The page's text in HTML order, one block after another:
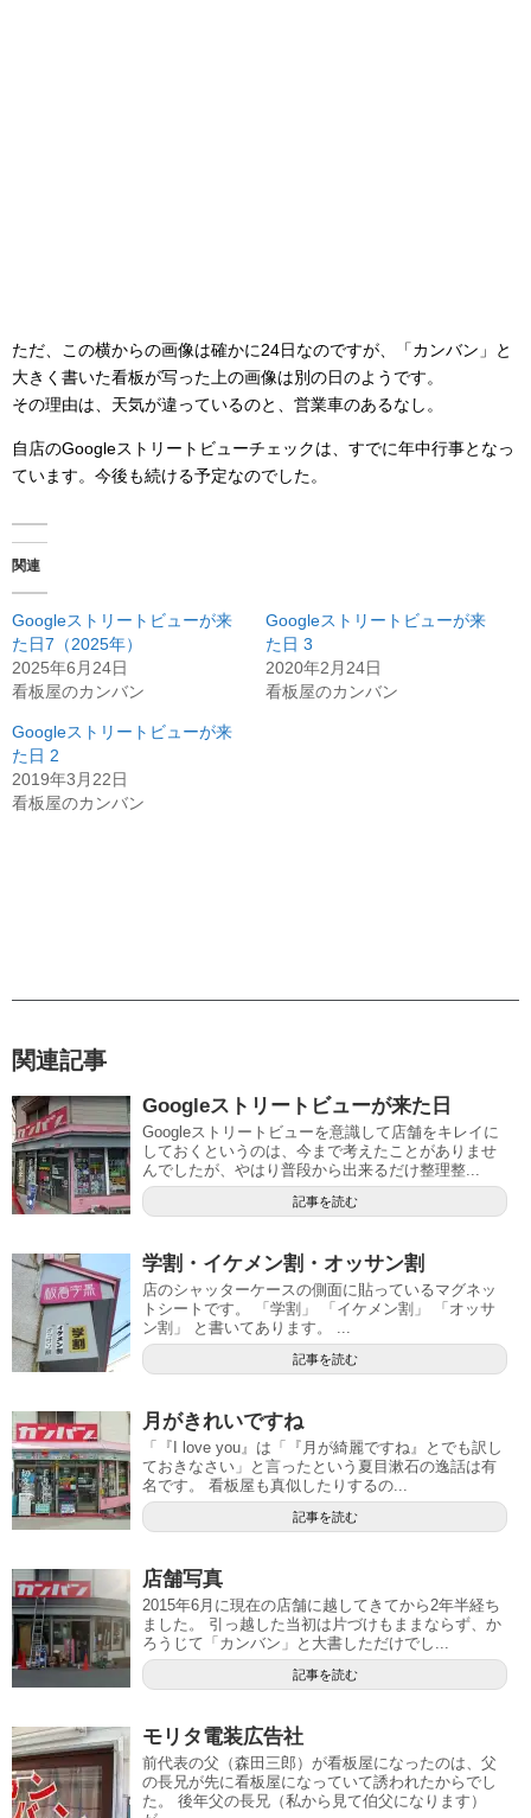
ただ、この横からの画像は確かに24日なのですが、「カンバン」と
大きく書いた看板が写った上の画像は別の日のようです。
その理由は、天気が違っているのと、営業車のあるなし。
自店のGoogleストリートビューチェックは、すでに年中行事となっ
ています。今後も続ける予定なのでした。
関連
Googleストリートビューが来
た日7（2025年）
2025年6月24日
看板屋のカンバン
Googleストリートビューが来
た日 3
2020年2月24日
看板屋のカンバン
Googleストリートビューが来
た日 2
2019年3月22日
看板屋のカンバン
関連記事
Googleストリートビューが来た日
Googleストリートビューを意識して店舗をキレイに
しておくというのは、今まで考えたことがありませ
んでしたが、やはり普段から出来るだけ整理整...
記事を読む
学割・イケメン割・オッサン割
店のシャッターケースの側面に貼っているマグネッ
トシートです。 「学割」 「イケメン割」 「オッサ
ン割」 と書いてあります。 ...
記事を読む
月がきれいですね
「『I love you』は「『月が綺麗ですね』とでも訳し
ておきなさい」と言ったという夏目漱石の逸話は有
名です。 看板屋も真似したりするの...
記事を読む
店舗写真
2015年6月に現在の店舗に越してきてから2年半経ち
ました。 引っ越した当初は片づけもままならず、か
ろうじて「カンバン」と大書しただけでし...
記事を読む
モリタ電装広告社
前代表の父（森田三郎）が看板屋になったのは、父
の長兄が先に看板屋になっていて誘われたからでし
た。 後年父の長兄（私から見て伯父になります）